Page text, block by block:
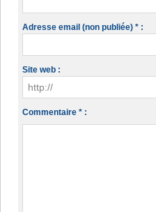
Adresse email (non publiée) * :
Site web :
Commentaire * :